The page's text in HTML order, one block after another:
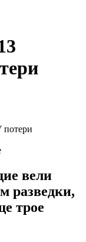
вели
разведки,
трое